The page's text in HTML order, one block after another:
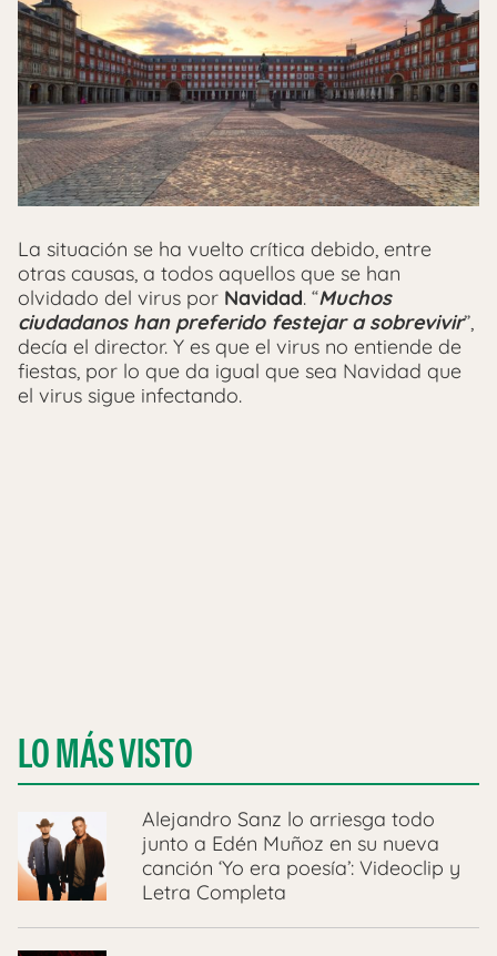
La situación se ha vuelto crítica debido, entre
otras causas, a todos aquellos que se han
olvidado del virus por Navidad. “Muchos
ciudadanos han preferido festejar a sobrevivir”,
decía el director. Y es que el virus no entiende de
fiestas, por lo que da igual que sea Navidad que
el virus sigue infectando.
LO MÁS VISTO
Alejandro Sanz lo arriesga todo
junto a Edén Muñoz en su nueva
canción ‘Yo era poesía’: Videoclip y
Letra Completa